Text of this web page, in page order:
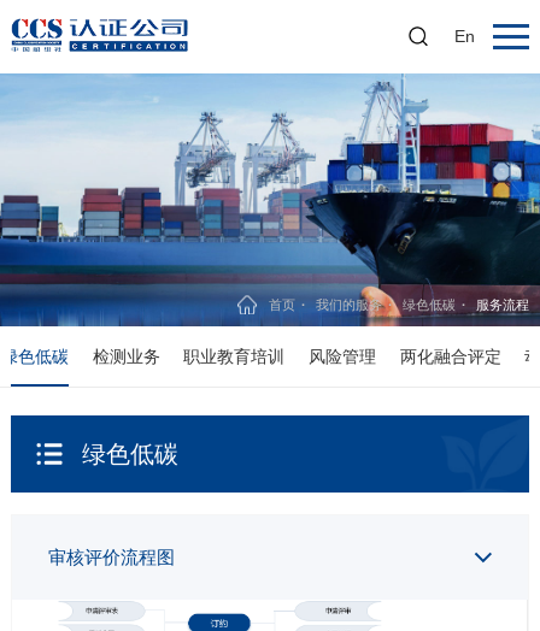
En
首页 我们的服务 绿色低碳 服务流程
绿色低碳 检测业务 职业教育培训 风险管理 两化融合评定
绿色低碳
审核评价流程图